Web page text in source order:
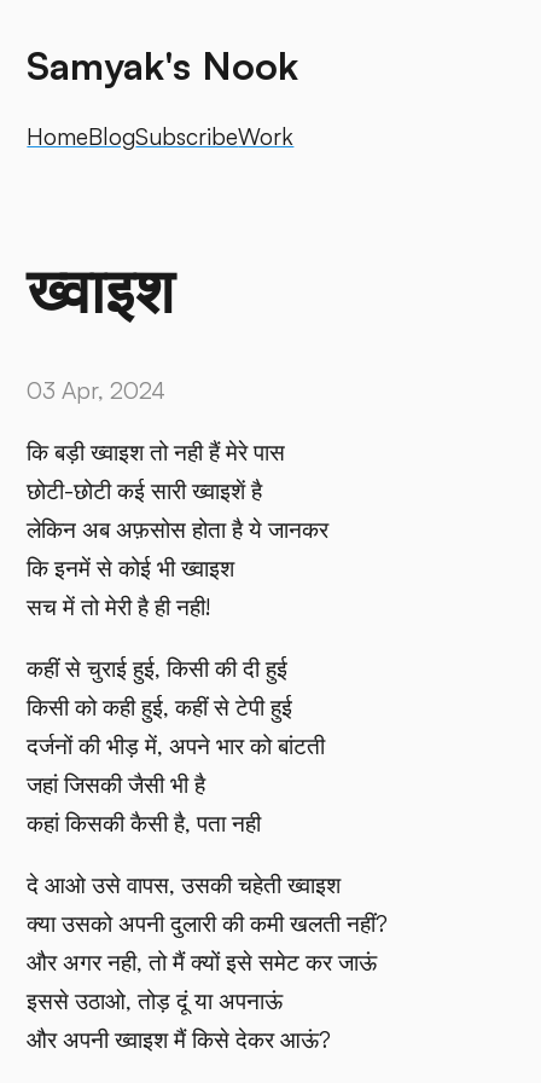
Samyak's Nook
HomeBlogSubscribeWork
ख्वाइश
03 Apr, 2024
कि बड़ी ख्वाइश तो नही हैं मेरे पास
छोटी-छोटी कई सारी ख्वाइशें है
लेकिन अब अफ़सोस होता है ये जानकर
कि इनमें से कोई भी ख्वाइश
सच में तो मेरी है ही नही!
कहीं से चुराई हुई, किसी की दी हुई
किसी को कही हुई, कहीं से टेपी हुई
दर्जनों की भीड़ में, अपने भार को बांटती
जहां जिसकी जैसी भी है
कहां किसकी कैसी है, पता नही
दे आओ उसे वापस, उसकी चहेती ख्वाइश
क्या उसको अपनी दुलारी की कमी खलती नहीं?
और अगर नही, तो मैं क्यों इसे समेट कर जाऊं
इससे उठाओ, तोड़ दूं या अपनाऊं
और अपनी ख्वाइश मैं किसे देकर आऊं?